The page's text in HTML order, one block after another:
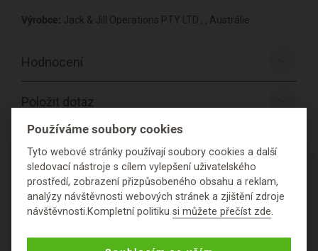
Výrobce: Jack & Jill Operations PTY LTD , , Austrálie
Hodnocení
Položit dotaz
PODROBNÉ SLOŽENÍ
PRODUKTU
Používáme soubory cookies
Tyto webové stránky používají soubory cookies a další
sledovací nástroje s cílem vylepšení uživatelského
prostředí, zobrazení přizpůsobeného obsahu a reklam,
analýzy návštěvnosti webových stránek a zjištění zdroje
návštěvnosti.Kompletní politikusi můžete přečíst zde.